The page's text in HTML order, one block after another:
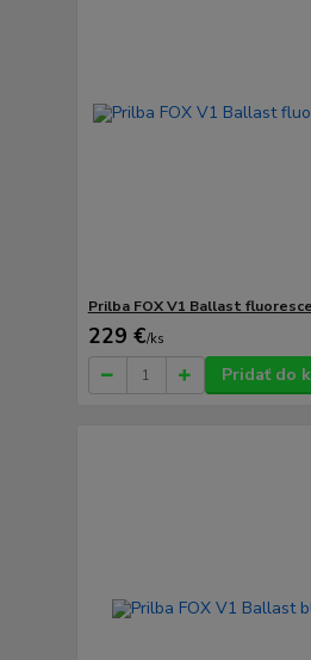
Prilba FOX V1 Ballast
229 €/ks
Pridať do